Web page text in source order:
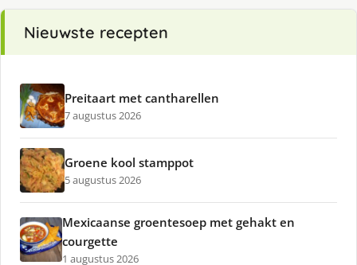
Nieuwste recepten
Preitaart met cantharellen
7 augustus 2026
Groene kool stamppot
5 augustus 2026
Mexicaanse groentesoep met gehakt en
courgette
1 augustus 2026